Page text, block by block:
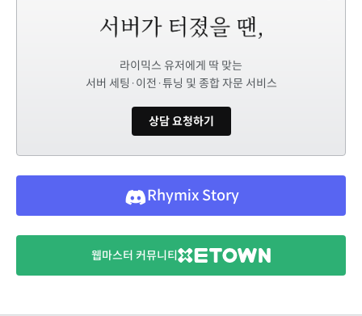
라이믹스 유저에게 딱 맞는
서버 세팅·이전·튜닝 및 종합 자문 서비스
상담 요청하기
Rhymix Story
웹마스터 커뮤니티